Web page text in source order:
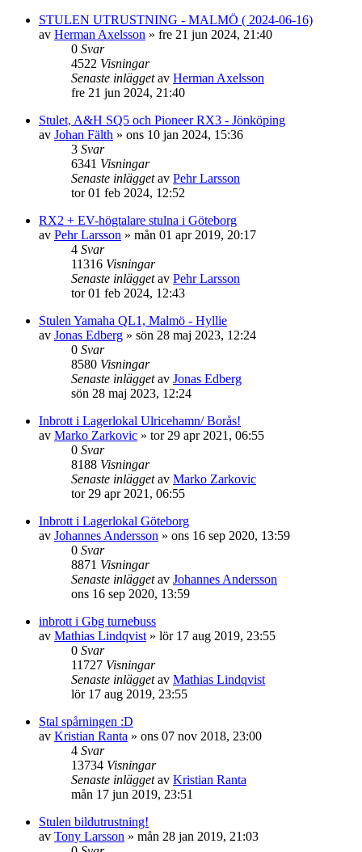
STULEN UTRUSTNING - MALMÖ ( 2024-06-16)
av Herman Axelsson » fre 21 jun 2024, 21:40
0 Svar
4522 Visningar
Senaste inläggetav Herman Axelsson
fre 21 jun 2024, 21:40
Stulet, A&H SQ5 och Pioneer RX3 - Jönköping
av Johan Fälth » ons 10 jan 2024, 15:36
3 Svar
6341 Visningar
Senaste inläggetav Pehr Larsson
tor 01 feb 2024, 12:52
RX2 + EV-högtalare stulna i Göteborg
av Pehr Larsson » mån 01 apr 2019, 20:17
4 Svar
11316 Visningar
Senaste inläggetav Pehr Larsson
tor 01 feb 2024, 12:43
Stulen Yamaha QL1, Malmö - Hyllie
av Jonas Edberg » sön 28 maj 2023, 12:24
0 Svar
8580 Visningar
Senaste inläggetav Jonas Edberg
sön 28 maj 2023, 12:24
Inbrott i Lagerlokal Ulricehamn/ Borås!
av Marko Zarkovic » tor 29 apr 2021, 06:55
0 Svar
8188 Visningar
Senaste inläggetav Marko Zarkovic
tor 29 apr 2021, 06:55
Inbrott i Lagerlokal Göteborg
av Johannes Andersson » ons 16 sep 2020, 13:59
0 Svar
8871 Visningar
Senaste inläggetav Johannes Andersson
ons 16 sep 2020, 13:59
inbrott i Gbg turnebuss
av Mathias Lindqvist » lör 17 aug 2019, 23:55
0 Svar
11727 Visningar
Senaste inläggetav Mathias Lindqvist
lör 17 aug 2019, 23:55
Stal spårningen :D
av Kristian Ranta » ons 07 nov 2018, 23:00
4 Svar
13734 Visningar
Senaste inläggetav Kristian Ranta
mån 17 jun 2019, 23:51
Stulen bildutrustning!
av Tony Larsson » mån 28 jan 2019, 21:03